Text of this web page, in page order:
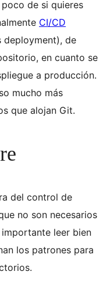
de si quieres
CI/CD
deployment), de
en cuanto se
a producción.
mucho más
que alojan Git.
del control de
no son necesarios
leer bien
los patrones para